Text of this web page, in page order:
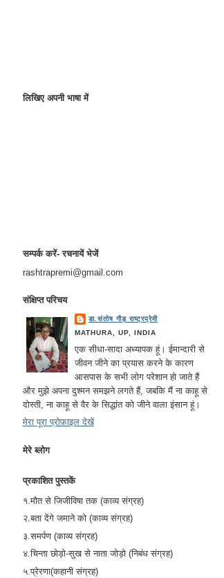
लिखिए अपनी भाषा में
सम्पर्क करें- रचनायें भेजें
rashtrapremi@gmail.com
संक्षिप्त परिचय
डा.संतोष गौड़ राष्ट्रप्रेमी
MATHURA, UP, INDIA
एक सीधा-सादा अध्यापक हूं। ईमान्दारी से
जीवन जीने का प्रयास करने के कारण
आसपास के सभी लोग परेशान हो जाते हैं
और मुझे अपना दुश्मन समझने लगते हैं, जबकि मैं ना काहू से
दोस्ती, ना काहू से वैर के सिद्धांत को जीने वाला इंसान हूं।
मेरा पूरा प्रोफ़ाइल देखें
मेरे ब्लोग
प्रकाशित पुस्तकें
१.मौत से जिजीविषा तक (काव्य संग्रह)
२.बता देंगे जमाने को (काव्य संग्रह)
३.समर्पण (काव्य संग्रह)
४.चिन्ता छोड़ो-सुख से नाता जोड़ो (निबंध संग्रह)
५.प्रेरणा(कहानी संग्रह)